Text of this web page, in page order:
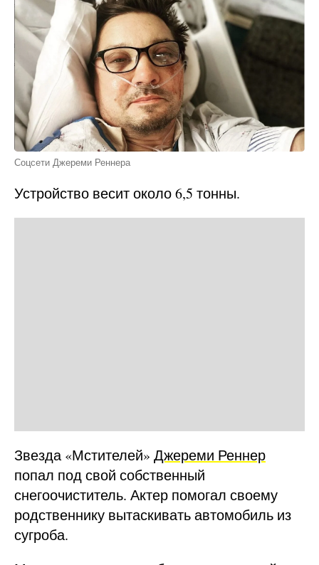
Соцсети Джереми Реннера
Устройство весит около 6,5 тонны.
Звезда «Мстителей» Джереми Реннер
попал под свой собственный
снегоочиститель. Актер помогал своему
родственнику вытаскивать автомобиль из
сугроба.